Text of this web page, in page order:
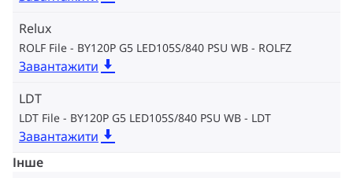
Relux
ROLF File - BY120P G5 LED105S/840 PSU WB ROLFZ
Завантажити
LDT
LDT File - BY120P G5 LED105S/840 PSU WB LDT
Завантажити
Інше